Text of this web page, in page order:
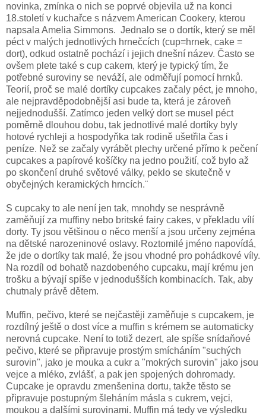
novinka, zmínka o nich se poprvé objevila už na konci
18.století v kuchařce s názvem American Cookery, kterou
napsala Amelia Simmons. Jednalo se o dortík, který se měl
péct v malých jednotlivých hrnečcích (cup=hrnek, cake =
dort), odkud ostatně pochází i jejich dnešní název. Často se
ovšem plete také s cup cakem, který je typický tím, že
potřebné suroviny se neváží, ale odměřují pomocí hrnků.
Teorií, proč se malé dortíky cupcakes začaly péct, je mnoho,
ale nejpravděpodobnější asi bude ta, která je zároveň
nejjednodušší. Zatímco jeden velký dort se musel péct
poměrně dlouhou dobu, tak jednotlivé malé dortíky byly
hotové rychleji a hospodyňka tak rodině ušetřila čas i
peníze. Než se začaly vyrábět plechy určené přímo k pečení
cupcakes a papírové košíčky na jedno použití, což bylo až
po skončení druhé světové války, peklo se skutečně v
obyčejných keramických hrncích.¨
S cupcaky to ale není jen tak, mnohdy se nesprávně
zaměňují za muffiny nebo britské fairy cakes, v překladu vílí
dorty. Ty jsou většinou o něco menší a jsou určeny zejména
na dětské narozeninové oslavy. Roztomilé jméno napovídá,
že jde o dortíky tak malé, že jsou vhodné pro pohádkové víly.
Na rozdíl od bohatě nazdobeného cupcaku, mají krému jen
trošku a bývají spíše v jednodušších kombinacích. Tak, aby
chutnaly právě dětem.
Muffin, pečivo, které se nejčastěji zaměňuje s cupcakem, je
rozdílný ještě o dost více a muffin s krémem se automaticky
nerovná cupcake. Není to totiž dezert, ale spíše snídaňové
pečivo, které se připravuje prostým smícháním "suchých
surovin", jako je mouka a cukr a "mokrých surovin" jako jsou
vejce a mléko, zvlášť, a pak jen spojených dohromady.
Cupcake je opravdu zmenšenina dortu, takže těsto se
připravuje postupným šleháním másla s cukrem, vejci,
moukou a dalšími surovinami. Muffin má tedy ve výsledku